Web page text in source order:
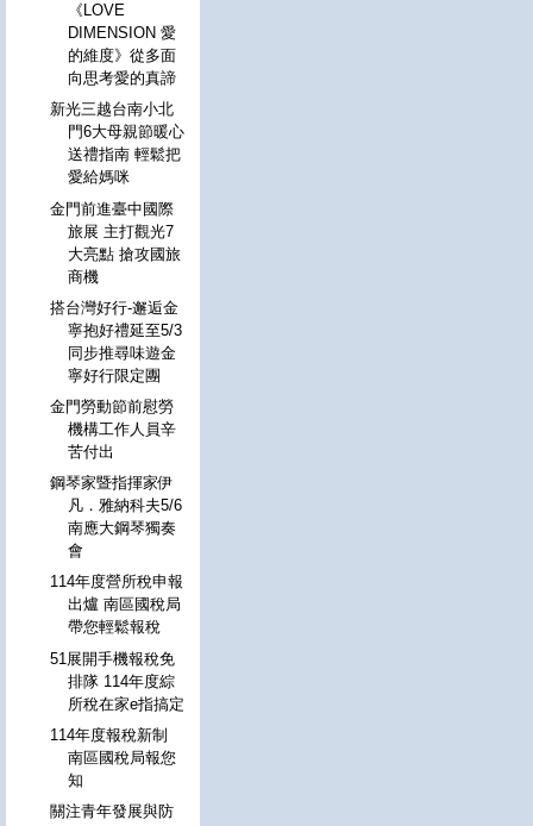
《LOVE
DIMENSION 愛
的維度》從多面
向思考愛的真諦
新光三越台南小北
門6大母親節暖心
送禮指南 輕鬆把
愛給媽咪
金門前進臺中國際
旅展 主打觀光7
大亮點 搶攻國旅
商機
搭台灣好行-邂逅金
寧抱好禮延至5/3
同步推尋味遊金
寧好行限定團
金門勞動節前慰勞
機構工作人員辛
苦付出
鋼琴家暨指揮家伊
凡．雅納科夫5/6
南應大鋼琴獨奏
會
114年度營所稅申報
出爐 南區國稅局
帶您輕鬆報稅
51展開手機報稅免
排隊 114年度綜
所稅在家e指搞定
114年度報稅新制
南區國稅局報您
知
關注青年發展與防